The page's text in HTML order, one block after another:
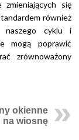
zmieniających się
również
naszego cyklu i
mogą poprawić
zrównoważony
okienne
na wiosnę